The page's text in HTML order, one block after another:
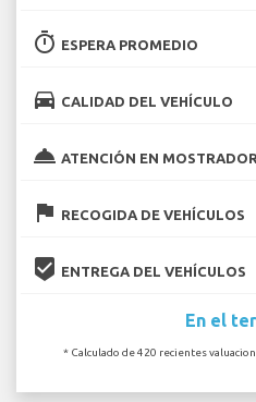
timer ESPERA PROMEDIO
directions_car CALIDAD DEL VEHÍCULO
room_service ATENCIÓN EN MOSTRADOR
flag RECOGIDA DE VEHÍCULOS
beenhere ENTREGA DEL VEHÍCULOS
En el
* Calculado de 420 recientes